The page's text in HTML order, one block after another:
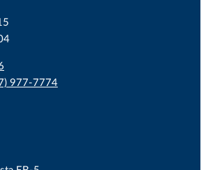
977-7774